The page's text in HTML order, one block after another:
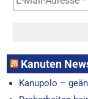
Kanuten
Kanupolo –